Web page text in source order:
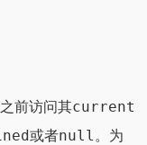
前访问其current
或者null 。为